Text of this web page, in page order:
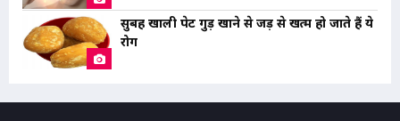
सुबह खाली पेट गुड़ खाने से जड़ से खत्म हो जाते हैं ये
रोग